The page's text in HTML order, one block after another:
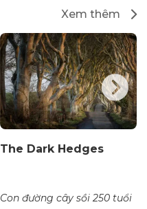
Xem thêm
The Dark Hedges
Con đường cây sồi 250 tuổi